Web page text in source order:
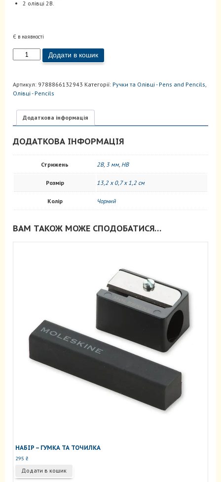
2 олівці 2В.
Є в наявності
Набір
-
олівці
кількість
Додати в кошик
Артикул: 9788866132943 Категорії: Ручки та Олівці - Pens and Pencils,
Oлівці - Pencils
Додаткова інформація
ДОДАТКОВА ІНФОРМАЦІЯ
Стрижень 2B, 3 мм, HB
Розмір 13,2 x 0,7 x 1,2 см
Колір Чорний
ВАМ ТАКОЖ МОЖЕ СПОДОБАТИСЯ…
НАБІР – ГУМКА ТА ТОЧИЛКА
295 ₴
Додати в кошик